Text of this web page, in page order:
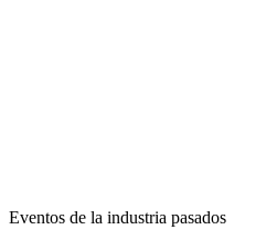
Eventos de la industria pasados